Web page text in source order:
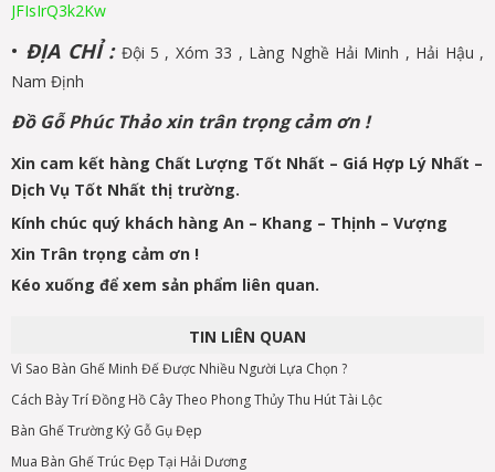
JFIsIrQ3k2Kw
• ĐỊA CHỈ : Đội 5 , Xóm 33 , Làng Nghề Hải Minh , Hải Hậu ,
Nam Định
Đồ Gỗ Phúc Thảo xin trân trọng cảm ơn !
Xin cam kết hàng Chất Lượng Tốt Nhất – Giá Hợp Lý Nhất –
Dịch Vụ Tốt Nhất thị trường.
Kính chúc quý khách hàng An – Khang – Thịnh – Vượng
Xin Trân trọng cảm ơn !
Kéo xuống để xem sản phẩm liên quan.
TIN LIÊN QUAN
Vì Sao Bàn Ghế Minh Đế Được Nhiều Người Lựa Chọn ?
Cách Bày Trí Đồng Hồ Cây Theo Phong Thủy Thu Hút Tài Lộc
Bàn Ghế Trường Kỷ Gỗ Gụ Đẹp
Mua Bàn Ghế Trúc Đẹp Tại Hải Dương